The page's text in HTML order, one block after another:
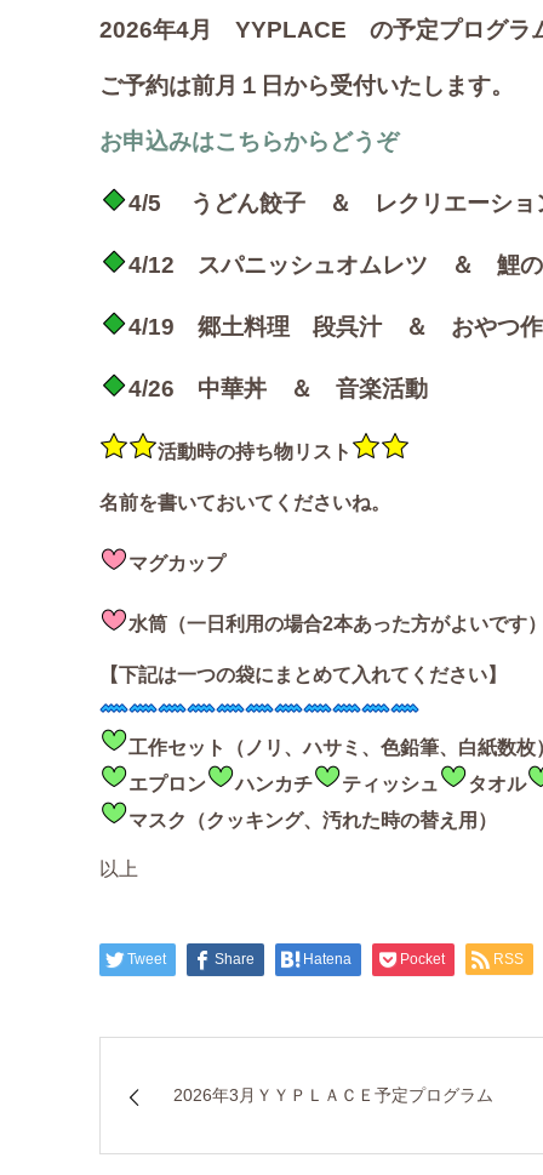
2026年4月 YYPLACE の予定プログラム
ご予約は前月１日から受付いたします。
お申込みはこちらからどうぞ
4/5 うどん餃子 ＆ レクリエーショ
4/12 スパニッシュオムレツ ＆ 鯉の
4/19 郷土料理 段呉汁 ＆ おやつ作
4/26 中華丼 ＆ 音楽活動
活動時の持ち物リスト
名前を書いておいてくださいね。
マグカップ
水筒（一日利用の場合2本あった方がよいです）
【下記は一つの袋にまとめて入れてください】
工作セット（ノリ、ハサミ、色鉛筆、白紙数枚
エプロン
ハンカチ ティッシュ タオル
マスク（クッキング、汚れた時の替え用）
以上
Tweet Share Hatena Pocket RSS
2026年3月ＹＹＰＬＡＣＥ予定プログラム